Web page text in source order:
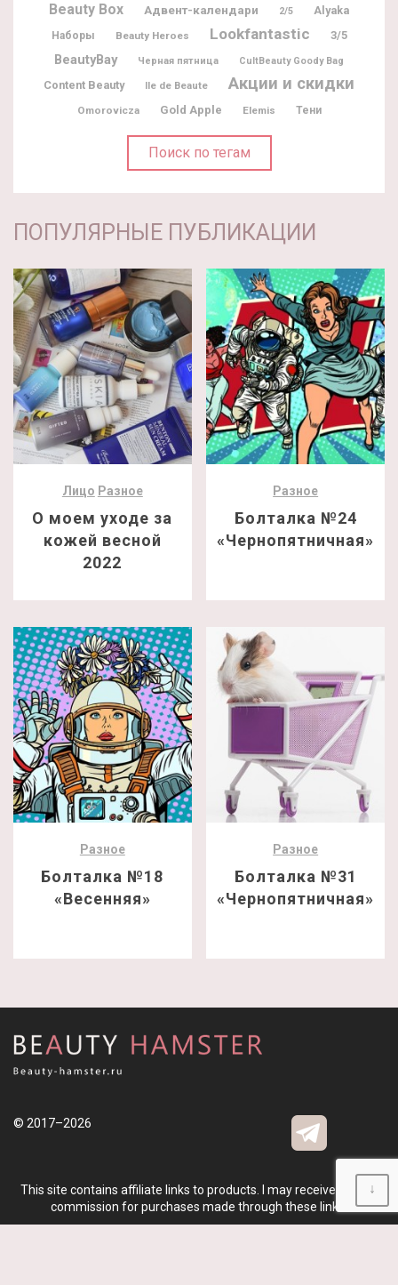
Beauty Box Адвент-календари 2/5 Alyaka
Наборы Beauty Heroes Lookfantastic 3/5
BeautyBay Черная пятница CultBeauty Goody Bag
Content Beauty Ile de Beaute Акции и скидки
Omorovicza Gold Apple Elemis Тени
Поиск по тегам
ПОПУЛЯРНЫЕ ПУБЛИКАЦИИ
Лицо Разное
О моем уходе за
кожей весной
2022
Разное
Болталка №24
«Чернопятничная»
Разное
Болталка №18
«Весенняя»
Разное
Болталка №31
«Чернопятничная»
© 2017–2026
This site contains affiliate links to products. I may receive a small
commission for purchases made through these links.
↓